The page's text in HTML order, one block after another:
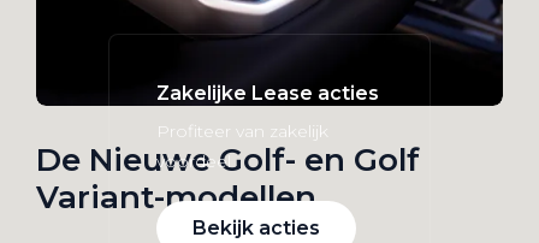
Zakelijke Lease acties
Profiteer van zakelijk
voordeel
Bekijk acties
De Nieuwe Golf- en Golf
Variant-modellen